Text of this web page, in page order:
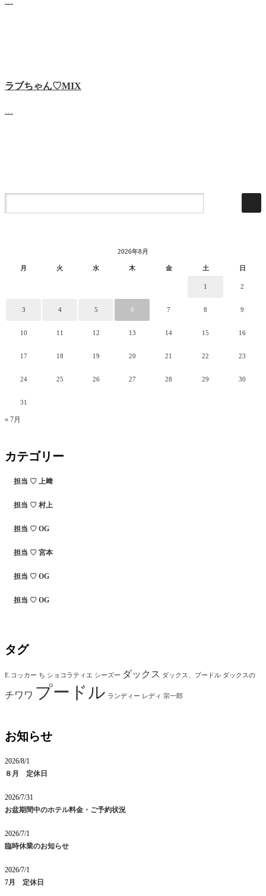
ラブちゃん♡MIX
2026年8月
月 火 水 木 金 土 日
1 2
3 4 5 6 7 8 9
10 11 12 13 14 15 16
17 18 19 20 21 22 23
24 25 26 27 28 29 30
31
« 7月
カテゴリー
担当 ♡ 上﨑
担当 ♡ 村上
担当 ♡ OG
担当 ♡ 宮本
担当 ♡ OG
担当 ♡ OG
タグ
E.コッカー ち ショコラティエ シーズー ダックス ダックス、プードル ダックスの
チワワ プードル ランディー レディ 宗一郎
お知らせ
2026/8/1
８月 定休日
2026/7/31
お盆期間中のホテル料金・ご予約状況
2026/7/1
臨時休業のお知らせ
2026/7/1
7月 定休日